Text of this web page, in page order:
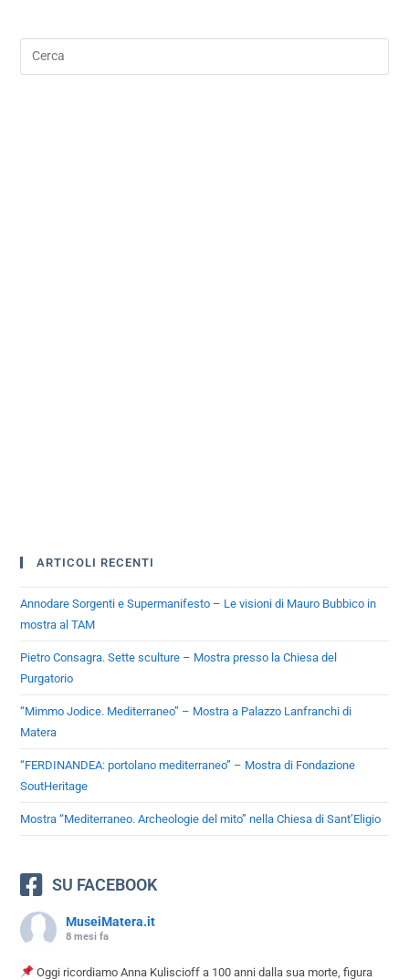
ARTICOLI RECENTI
Annodare Sorgenti e Supermanifesto – Le visioni di Mauro Bubbico in
mostra al TAM
Pietro Consagra. Sette sculture – Mostra presso la Chiesa del
Purgatorio
“Mimmo Jodice. Mediterraneo” – Mostra a Palazzo Lanfranchi di
Matera
“FERDINANDEA: portolano mediterraneo” – Mostra di Fondazione
SoutHeritage
Mostra “Mediterraneo. Archeologie del mito” nella Chiesa di Sant’Eligio
SU FACEBOOK
MuseiMatera.it
8 mesi fa
Oggi ricordiamo Anna Kuliscioff a 100 anni dalla sua morte, figura